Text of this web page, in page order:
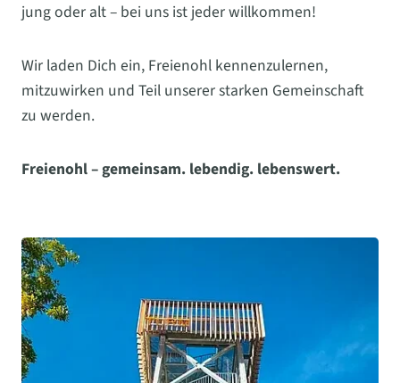
jung oder alt – bei uns ist jeder willkommen!
Wir laden Dich ein, Freienohl kennenzulernen,
mitzuwirken und Teil unserer starken Gemeinschaft
zu werden.
Freienohl – gemeinsam. lebendig. lebenswert.